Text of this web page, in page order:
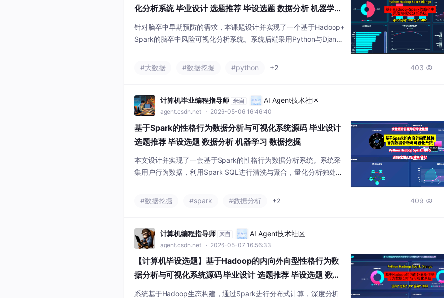
化分析系统 毕业设计 选题推荐 毕设选题 数据分析 机器学习
数据挖掘
针对脑卒中早期预防的需求，本课题设计并实现了一个基于Hadoop+
Spark的脑卒中风险可视化分析系统。系统后端采用Python与Django
上，系统不仅实现了人口特征、性别年龄差异等基础统计分析，还引
入Apriori算法挖掘高风险症状组合，并运用K-Means算法对患者进行
#大数据 #数据挖掘 #python +2 403 
计算机毕业编程指导师 来自 AI Agent技术社区
agent.csdn.net · 2026-05-06 16:46:40
基于Spark的性格行为数据分析与可视化系统源码 毕业设计
选题推荐 毕设选题 数据分析 机器学习 数据挖掘
本文设计并实现了一套基于Spark的性格行为数据分析系统。系统采
集用户行为数据，利用Spark SQL进行清洗与聚合，量化分析独处时
体，并通过Vue+Echarts实现数据可视化。实验结果表明，系统能有
效区分不同性格的行为模式，为心理研究提供数据支撑。
#数据挖掘 #spark #数据分析 +2 409 
计算机编程指导师 来自 AI Agent技术社区
agent.csdn.net · 2026-05-07 16:56:33
【计算机毕设选题】基于Hadoop的内向外向型性格行为数
据分析与可视化系统源码 毕业设计 选题推荐 毕设选题 数据
分析 机器学习 数据挖掘
系统基于Hadoop生态构建，通过Spark进行分布式计算，深度分析